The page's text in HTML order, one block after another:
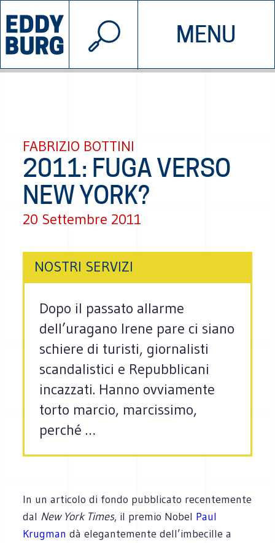
MENU
INIZIATIVE CHI SIAMO
© 2026 EDDYBURG
FABRIZIO BOTTINI
2011: FUGA VERSO
NEW YORK?
20 Settembre 2011
NOSTRI SERVIZI
Dopo il passato allarme
dell’uragano Irene pare ci siano
schiere di turisti, giornalisti
scandalistici e Repubblicani
incazzati. Hanno ovviamente
torto marcio, marcissimo,
perché …
In un articolo di fondo pubblicato recentemente
dal New York Times, il premio Nobel Paul
Krugman dà elegantemente dell’imbecille a